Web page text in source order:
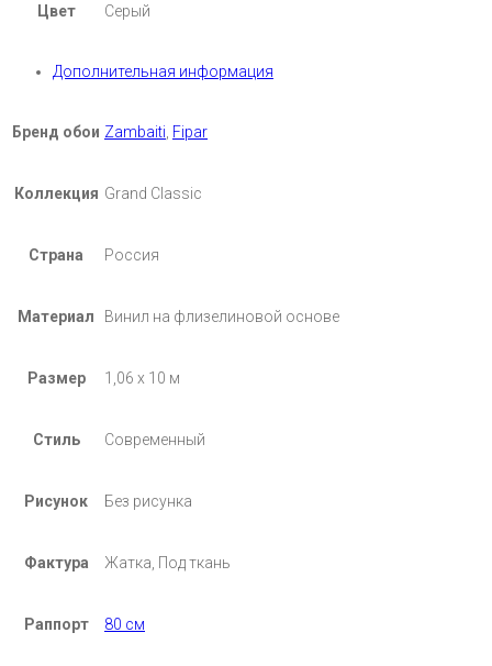
Цвет Серый
Дополнительная информация
Бренд обои Zambaiti Fipar
Коллекция Grand Classic
Страна Россия
Материал Винил на флизелиновой основе
Размер 1,06 х 10 м
Стиль Современный
Рисунок Без рисунка
Фактура Жатка, Под ткань
Раппорт 80 см